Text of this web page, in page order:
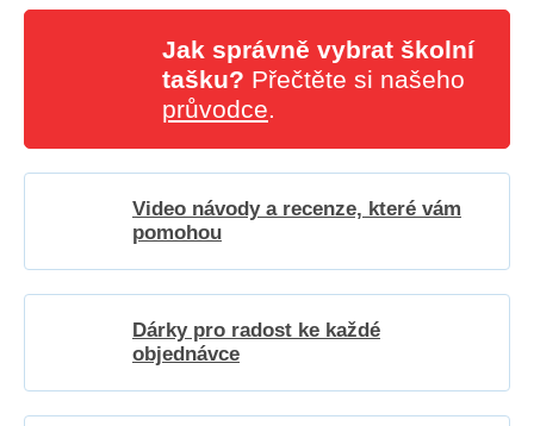
Jak správně vybrat školní
tašku? Přečtěte si našeho
průvodce.
Video návody a recenze, které vám
pomohou
Dárky pro radost ke každé
objednávce